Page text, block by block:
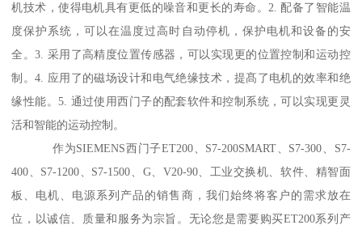
机技术，使得电机具有更低的噪音和更长的寿命。2. 配备了智能温
度保护系统，可以在温度过高时自动停机，保护电机和设备的安
全。3. 采用了高精度位置传感器，可以实现更的位置控制和运动控
制。4. 应用了的磁场设计和电气绝缘技术，提髙了电机的效率和绝
缘性能。5. 通过使用西门子的配套软件和控制系统，可以实现更灵
活和智能的运动控制。
作为SIEMENS西门子ET200、S7-200SMART、S7-300、S7-
400、S7-1200、S7-1500、G、V20-90、工业交换机、软件、精智面
板、电机、电源系列产品的销售商，我们始终将客户的需求放在
位，以诚信、质量和服务为宗旨。无论您是需要购买ET200系列产